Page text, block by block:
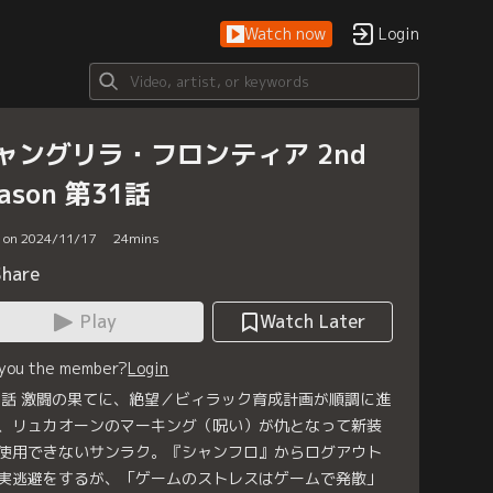
Watch now Login
ングリラ・フロンティア 2nd
第31話
on 2024/11/17 24mins
Play
Watch Later
the member?Login
激闘の果てに、絶望／ビィラック育成計画が順調に進
リュカオーンのマーキング（呪い）が仇となって新装
用できないサンラク。『シャンフロ』からログアウト
逃避をするが、「ゲームのストレスはゲームで発散」